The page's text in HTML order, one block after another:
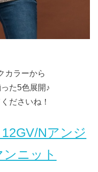
カラーから
た5色展開♪
ださいね！
Nアンジ
ニット